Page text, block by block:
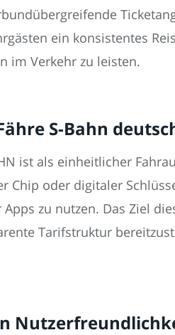
ein konsistentes
im Verkehr zu leisten.
S-Bahn
ist als einheitlicher
Chip oder digitaler
zu nutzen. Das Ziel
Tarifstruktur